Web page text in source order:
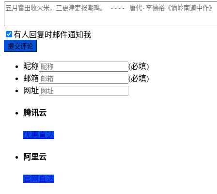
有人回复时邮件通知我
提交评论
昵称
(必填)
邮箱
(必填)
网址
腾讯云
优惠直达
阿里云
官网直达